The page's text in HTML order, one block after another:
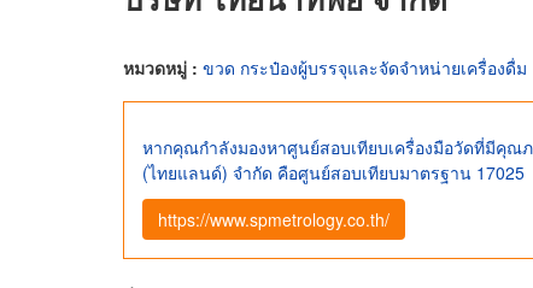
หมวดหมู่ : ขวด กระป๋องผู้บรรจุและจัดจำหน่ายเครื่องดื่ม
หากคุณกำลังมองหาศูนย์สอบเทียบเครื่องมือวัดที่มีคุณ
(ไทยแลนด์) จำกัด คือศูนย์สอบเทียบมาตรฐาน 17025
https://www.spmetrology.co.th/